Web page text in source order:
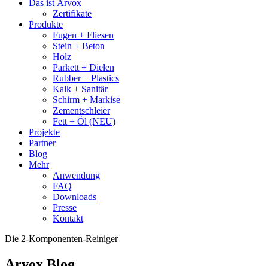
Das ist Arvox
Zertifikate
Produkte
Fugen + Fliesen
Stein + Beton
Holz
Parkett + Dielen
Rubber + Plastics
Kalk + Sanitär
Schirm + Markise
Zementschleier
Fett + Öl (NEU)
Projekte
Partner
Blog
Mehr
Anwendung
FAQ
Downloads
Presse
Kontakt
Die 2-Komponenten-Reiniger